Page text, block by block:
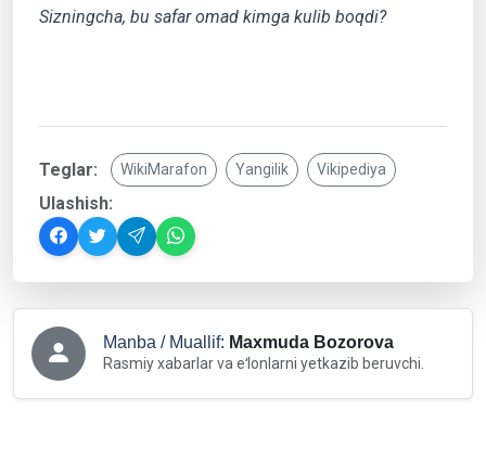
Sizningcha, bu safar omad kimga kulib boqdi?
Teglar: WikiMarafon Yangilik Vikipediya
Ulashish:
Manba / Muallif: Maxmuda Bozorova
Rasmiy xabarlar va eʻlonlarni yetkazib beruvchi.